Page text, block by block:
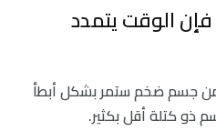
الوقت يتمدد
من جسم ضخم ستمر بشكل أبطأ
ذو كتلة أقل بكثير.